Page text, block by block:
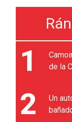
1
de la
2
Un